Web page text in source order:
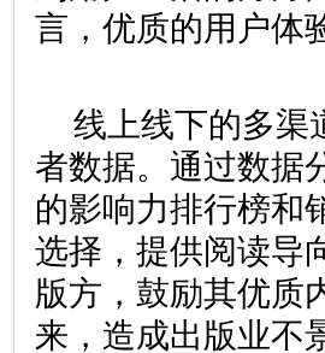
言，优质的用户
线上线下的多渠
者数据。通过数据
的影响力排行榜和
选择，提供阅读导
版方，鼓励其优质
来，造成出版业不